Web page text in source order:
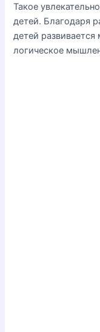
Такое
детей. Благодаря
детей
логическое